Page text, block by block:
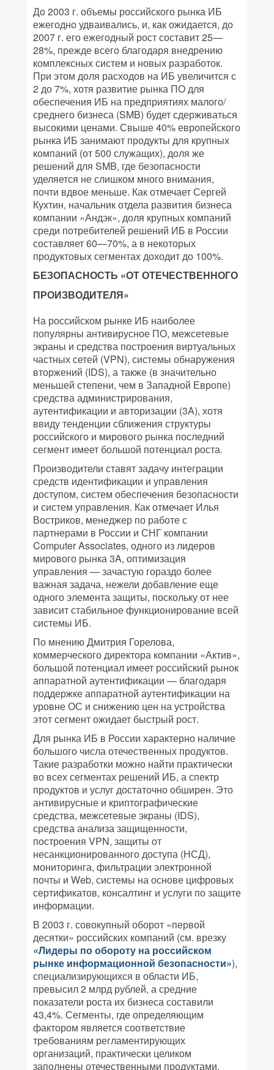
До 2003 г. объемы российского рынка ИБ
ежегодно удваивались, и, как ожидается, до
2007 г. его ежегодный рост составит 25—
28%, прежде всего благодаря внедрению
комплексных систем и новых разработок.
При этом доля расходов на ИБ увеличится с
2 до 7%, хотя развитие рынка ПО для
обеспечения ИБ на предприятиях малого/
среднего бизнеса (SMB) будет сдерживаться
высокими ценами. Свыше 40% европейского
рынка ИБ занимают продукты для крупных
компаний (от 500 служащих), доля же
решений для SMB, где безопасности
уделяется не слишком много внимания,
почти вдвое меньше. Как отмечает Сергей
Кухтин, начальник отдела развития бизнеса
компании «Андэк», доля крупных компаний
среди потребителей решений ИБ в России
составляет 60—70%, а в некоторых
продуктовых сегментах доходит до 100%.
БЕЗОПАСНОСТЬ «ОТ ОТЕЧЕСТВЕННОГО
ПРОИЗВОДИТЕЛЯ»
На российском рынке ИБ наиболее
популярны антивирусное ПО, межсетевые
экраны и средства построения виртуальных
частных сетей (VPN), системы обнаружения
вторжений (IDS), а также (в значительно
меньшей степени, чем в Западной Европе)
средства администрирования,
аутентификации и авторизации (3A), хотя
ввиду тенденции сближения структуры
российского и мирового рынка последний
сегмент имеет большой потенциал роста.
Производители ставят задачу интеграции
средств идентификации и управления
доступом, систем обеспечения безопасности
и систем управления. Как отмечает Илья
Востриков, менеджер по работе с
партнерами в России и СНГ компании
Computer Associates, одного из лидеров
мирового рынка 3A, оптимизация
управления — зачастую гораздо более
важная задача, нежели добавление еще
одного элемента защиты, поскольку от нее
зависит стабильное функционирование всей
системы ИБ.
По мнению Дмитрия Горелова,
коммерческого директора компании «Актив»,
большой потенциал имеет российский рынок
аппаратной аутентификации — благодаря
поддержке аппаратной аутентификации на
уровне ОС и снижению цен на устройства
этот сегмент ожидает быстрый рост.
Для рынка ИБ в России характерно наличие
большого числа отечественных продуктов.
Такие разработки можно найти практически
во всех сегментах решений ИБ, а спектр
продуктов и услуг достаточно обширен. Это
антивирусные и криптографические
средства, межсетевые экраны (IDS),
средства анализа защищенности,
построения VPN, защиты от
несанкционированного доступа (НСД),
мониторинга, фильтрации электронной
почты и Web, системы на основе цифровых
сертификатов, консалтинг и услуги по защите
информации.
В 2003 г. совокупный оборот «первой
десятки» российских компаний (см. врезку
«Лидеры по обороту на российском
рынке информационной безопасности»),
специализирующихся в области ИБ,
превысил 2 млрд рублей, а средние
показатели роста их бизнеса составили
43,4%. Сегменты, где определяющим
фактором является соответствие
требованиям регламентирующих
организаций, практически целиком
заполнены отечественными продуктами.